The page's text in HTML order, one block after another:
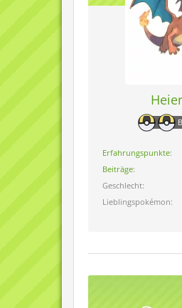
Erfahrungspunkte
Beiträge
Geschlecht
Lieblingspokémon